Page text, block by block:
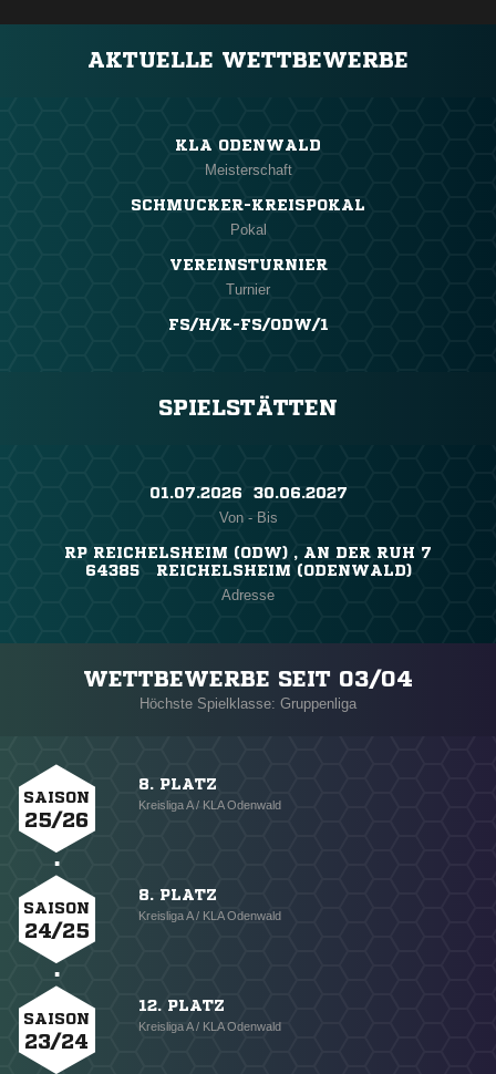
AKTUELLE WETTBEWERBE
KLA ODENWALD
Meisterschaft
SCHMUCKER-KREISPOKAL
Pokal
VEREINSTURNIER
Turnier
FS/H/K-FS/ODW/1
SPIELSTÄTTEN
01.07.2026 ​ 30.06.2027
Von - Bis
RP REICHELSHEIM (ODW) , AN DER RUH 7
64385 REICHELSHEIM (ODENWALD)
Adresse
WETTBEWERBE SEIT 03/04
Höchste Spielklasse: Gruppenliga
SAISON
25/26
8. PLATZ
Kreisliga A / KLA Odenwald
SAISON
24/25
8. PLATZ
Kreisliga A / KLA Odenwald
SAISON
23/24
12. PLATZ
Kreisliga A / KLA Odenwald